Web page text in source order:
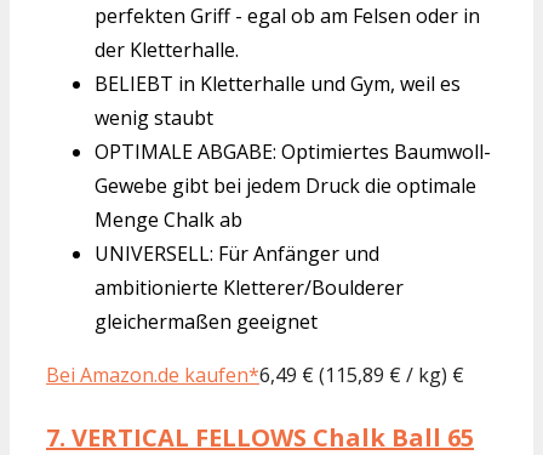
perfekten Griff - egal ob am Felsen oder in
der Kletterhalle.
BELIEBT in Kletterhalle und Gym, weil es
wenig staubt
OPTIMALE ABGABE: Optimiertes Baumwoll-
Gewebe gibt bei jedem Druck die optimale
Menge Chalk ab
UNIVERSELL: Für Anfänger und
ambitionierte Kletterer/Boulderer
gleichermaßen geeignet
Bei Amazon.de kaufen*6,49 € (115,89 € / kg) €
7. VERTICAL FELLOWS Chalk Ball 65